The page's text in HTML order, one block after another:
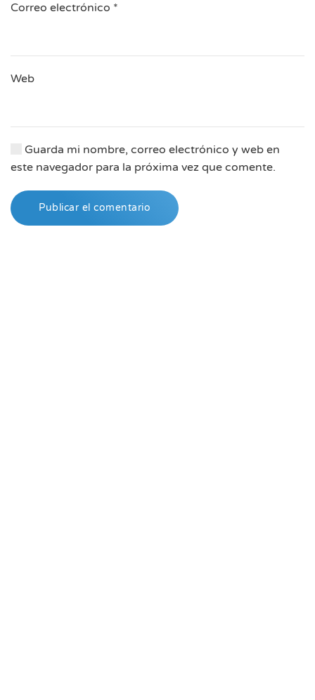
Correo electrónico *
Web
Guarda mi nombre, correo electrónico y web en
este navegador para la próxima vez que comente.
Publicar el comentario